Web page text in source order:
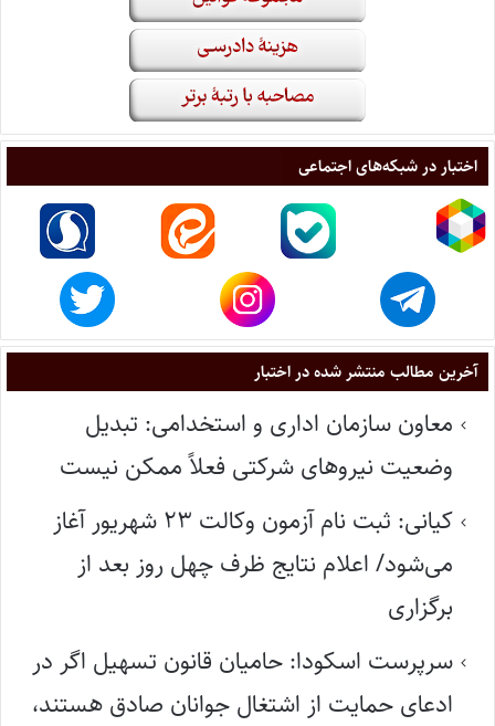
اختبار در شبکه‌های اجتماعی
آخرین مطالب منتشر شده در اختبار
معاون سازمان اداری و استخدامی: تبدیل
وضعیت نیروهای شرکتی فعلاً ممکن نیست
کیانی: ثبت نام آزمون وکالت ۲۳ شهریور آغاز
می‌شود/ اعلام نتایج ظرف چهل روز بعد از
برگزاری
سرپرست اسکودا: حامیان قانون تسهیل اگر در
ادعای حمایت از اشتغال جوانان صادق هستند،